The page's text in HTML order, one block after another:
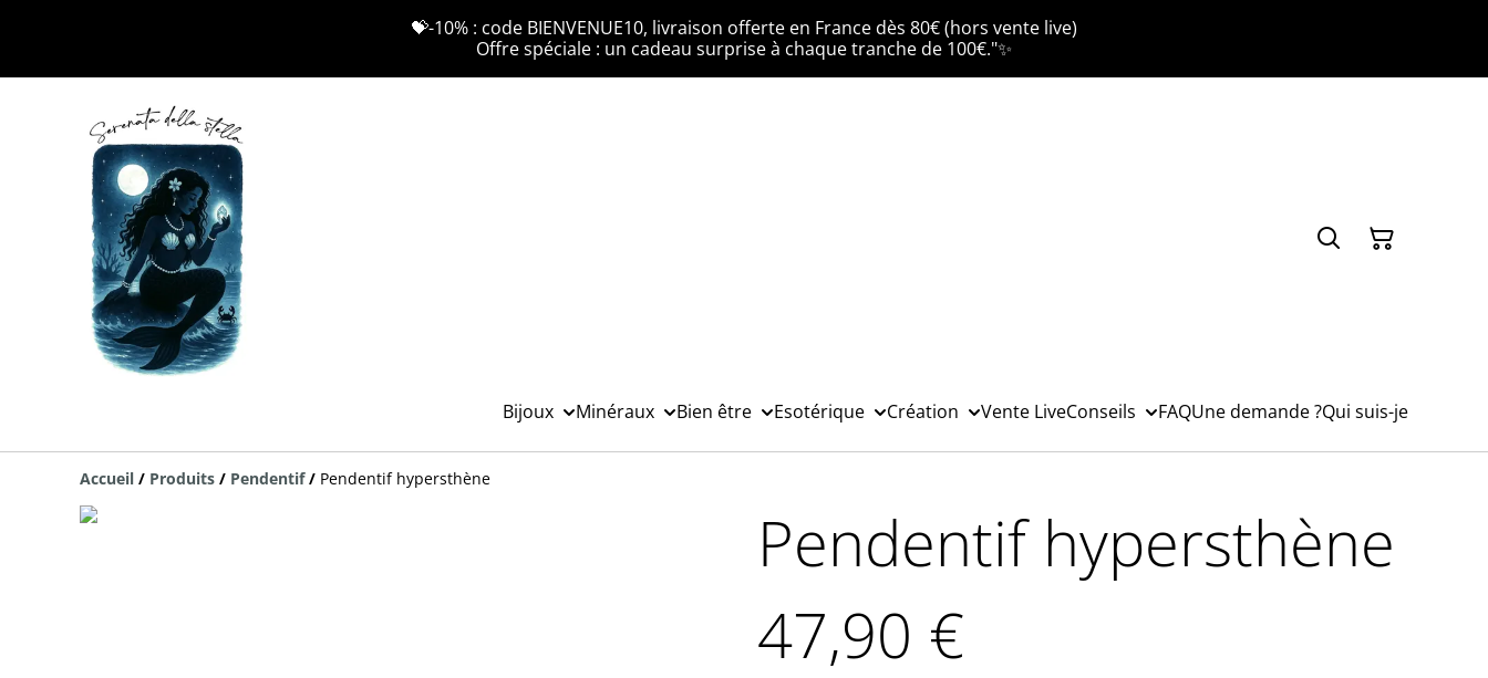
💝-10% : code BIENVENUE10, livraison offerte en France dès 80€ (hors vente live)
Offre spéciale : un cadeau surprise à chaque tranche de 100€."✨
Bijoux Minéraux Bien être Esotérique Création Vente LiveConseils FAQUne demande ?Qui suis-je
Accueil / Produits / Pendentif / Pendentif hypersthène
Pendentif hypersthène
47,90 €